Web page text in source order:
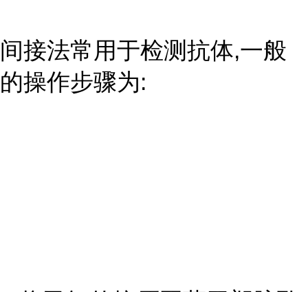
间接法常用于检测抗体,一般
的操作步骤为: